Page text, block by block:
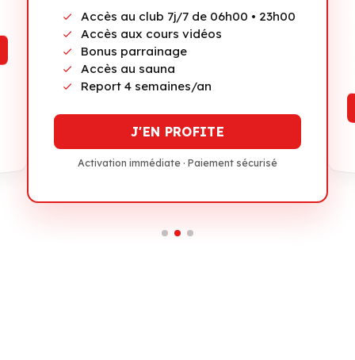
Accès au club 7j/7 de 06h00 • 23h00
Accès aux cours vidéos
Bonus parrainage
Accès au sauna
Report 4 semaines/an
J'EN PROFITE
Activation immédiate · Paiement sécurisé